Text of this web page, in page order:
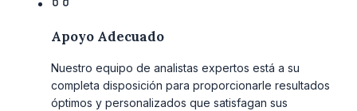
Apoyo Adecuado
Nuestro equipo de analistas expertos está a su
completa disposición para proporcionarle resultados
óptimos y personalizados que satisfagan sus